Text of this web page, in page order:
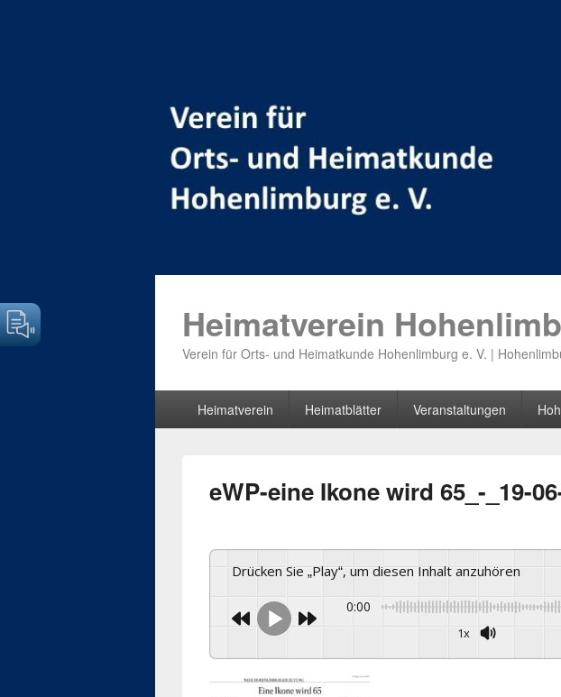
Heimatverein
Verein für Orts- und Heimatkunde Hohenlimburg e. V. |
Heimatverein Heimatblätter Veranstaltungen
eWP-eine Ikone wird 65_-_19-
Drücken Sie „Play“, um diesen Inhalt anzuhören
0:00
1x